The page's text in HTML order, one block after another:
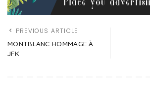
PREVIOUS ARTICLE
MONTBLANC HOMMAGE À
JFK